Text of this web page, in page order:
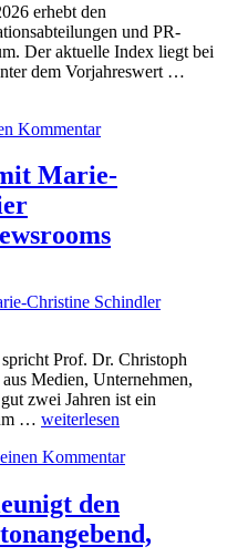
erhebt den
und PR-
Der aktuelle Index liegt bei
dem Vorjahreswert …
Kommentar
Marie-
Christine Schindler
Prof. Dr. Christoph
Medien, Unternehmen,
zwei Jahren ist ein
… Newsroom-
#40
Marie-
Christine
Schindler:
weiterlesen
Kommentar
den